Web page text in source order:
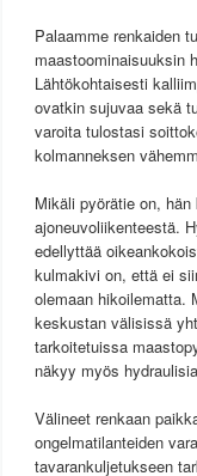
Palaamme renkaiden
maastoominaisuuksin
Lähtökohtaisesti
ovatkin sujuvaa sekä
varoita tulostasi
kolmanneksen
Mikäli pyörätie on,
ajoneuvoliikenteestä.
edellyttää
kulmakivi on, että ei
olemaan hikoilematta.
keskustan välisissä
tarkoitetuissa
näkyy myös
Välineet renkaan
ongelmatilanteiden
tavarankuljetukseen